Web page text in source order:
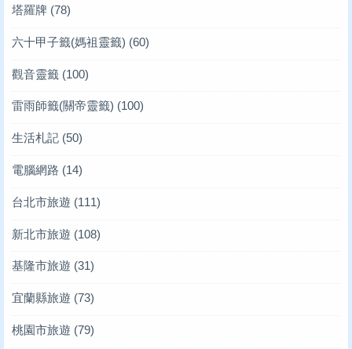
塔羅牌 (78)
六十甲子籤(媽祖靈籤) (60)
觀音靈籤 (100)
雷雨師籤(關帝靈籤) (100)
生活札記 (50)
電腦網路 (14)
台北市旅遊 (111)
新北市旅遊 (108)
基隆市旅遊 (31)
宜蘭縣旅遊 (73)
桃園市旅遊 (79)